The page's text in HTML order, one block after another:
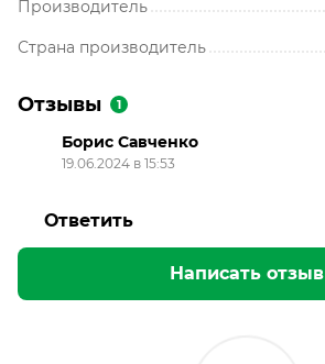
Производитель
Страна производитель
Отзывы 1
Борис Савченко
19.06.2024 в 15:53
Ответить
Написать отзыв